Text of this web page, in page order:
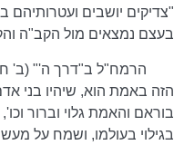
"צדיקים יושבים ועטרותיהם
בעצם נמצאים מול הקב"ה
הרמח"ל ב"דרך ה'" (ב'
הזה באמת הוא, שיהיו בני
בוראם והאמת גלוי וברור
בגילוי בעולמו, ושמח על